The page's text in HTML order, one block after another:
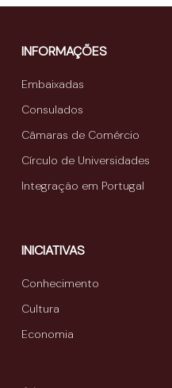
INFORMAÇÕES
Embaixadas
Consulados
Câmaras de Comércio
Círculo de Universidades
Integração em Portugal
INICIATIVAS
Conhecimento
Cultura
Economia